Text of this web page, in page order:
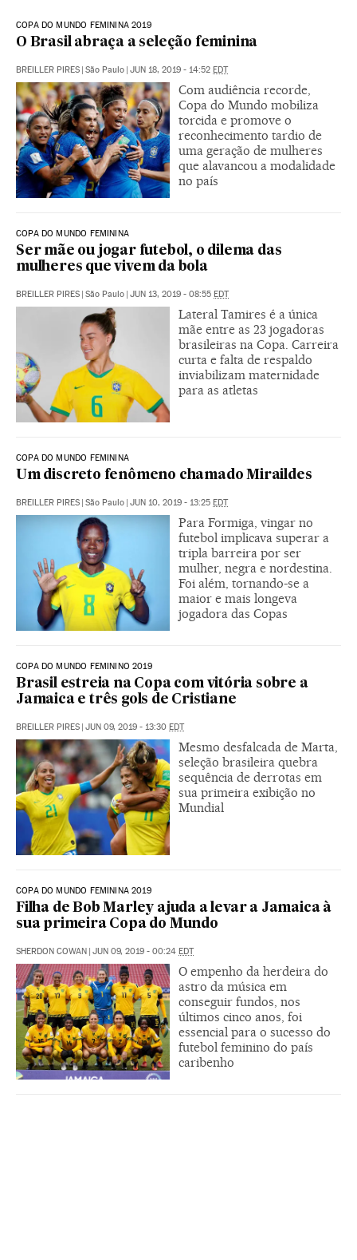
COPA DO MUNDO FEMININA 2019
O Brasil abraça a seleção feminina
BREILLER PIRES | São Paulo | JUN 18, 2019 - 14:52 EDT
Com audiência recorde,
Copa do Mundo mobiliza
torcida e promove o
reconhecimento tardio de
uma geração de mulheres
que alavancou a modalidade
no país
COPA DO MUNDO FEMININA
Ser mãe ou jogar futebol, o dilema das
mulheres que vivem da bola
BREILLER PIRES | São Paulo | JUN 13, 2019 - 08:55 EDT
Lateral Tamires é a única
mãe entre as 23 jogadoras
brasileiras na Copa. Carreira
curta e falta de respaldo
inviabilizam maternidade
para as atletas
COPA DO MUNDO FEMININA
Um discreto fenômeno chamado Miraildes
BREILLER PIRES | São Paulo | JUN 10, 2019 - 13:25 EDT
Para Formiga, vingar no
futebol implicava superar a
tripla barreira por ser
mulher, negra e nordestina.
Foi além, tornando-se a
maior e mais longeva
jogadora das Copas
COPA DO MUNDO FEMININO 2019
Brasil estreia na Copa com vitória sobre a
Jamaica e três gols de Cristiane
BREILLER PIRES | JUN 09, 2019 - 13:30 EDT
Mesmo desfalcada de Marta,
seleção brasileira quebra
sequência de derrotas em
sua primeira exibição no
Mundial
COPA DO MUNDO FEMININA 2019
Filha de Bob Marley ajuda a levar a Jamaica à
sua primeira Copa do Mundo
SHERDON COWAN | JUN 09, 2019 - 00:24 EDT
O empenho da herdeira do
astro da música em
conseguir fundos, nos
últimos cinco anos, foi
essencial para o sucesso do
futebol feminino do país
caribenho